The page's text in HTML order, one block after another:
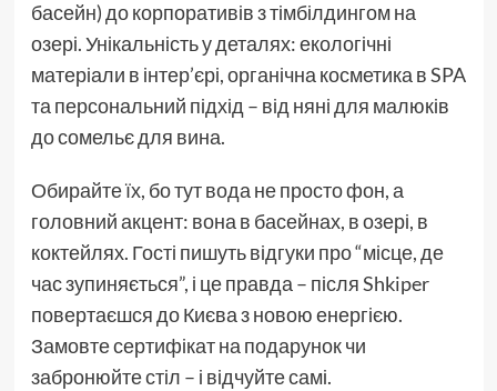
басейн) до корпоративів з тімбілдингом на
озері. Унікальність у деталях: екологічні
матеріали в інтер’єрі, органічна косметика в SPA
та персональний підхід – від няні для малюків
до сомельє для вина.
Обирайте їх, бо тут вода не просто фон, а
головний акцент: вона в басейнах, в озері, в
коктейлях. Гості пишуть відгуки про “місце, де
час зупиняється”, і це правда – після Shkiper
повертаєшся до Києва з новою енергією.
Замовте сертифікат на подарунок чи
забронюйте стіл – і відчуйте самі.